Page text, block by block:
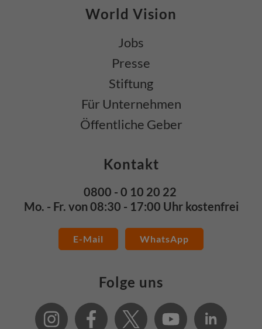
World Vision
Jobs
Presse
Stiftung
Für Unternehmen
Öffentliche Geber
Kontakt
0800 - 0 10 20 22
Mo. - Fr. von 08:30 - 17:00 Uhr kostenfrei
E-Mail WhatsApp
Folge uns